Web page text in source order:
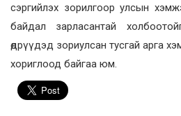
сэргийлэх зорилгоор улсын
байдал зарласантай
өдрүүдэд зориулсан тусгай арга
хориглоод байгаа юм.